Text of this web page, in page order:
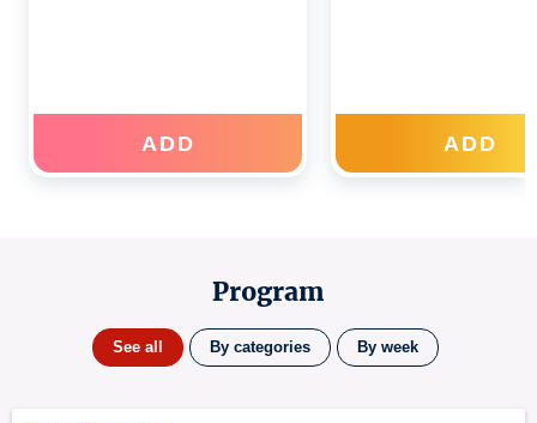
Program
See all By categories By week
ADD ADD